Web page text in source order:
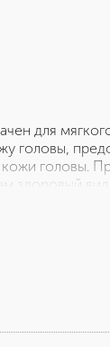
для
головы,
головы.
здоровый вид
и